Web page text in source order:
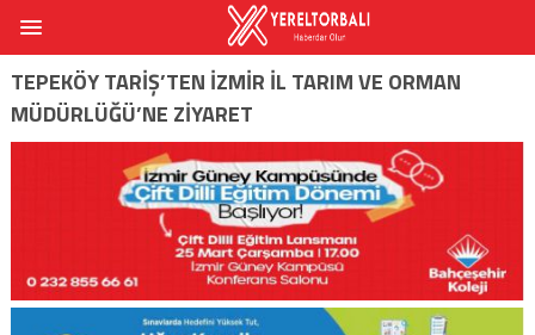
TEPEKÖY TARIŞ’TEN İZMIR İL TARIM VE ORMAN
MÜDÜRLÜĞÜ’NE ZIYARET